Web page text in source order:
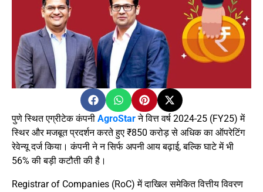
पुणे स्थित एग्रीटेक कंपनी AgroStarने वित्त वर्ष 2024-25 (FY25) में
स्थिर और मजबूत प्रदर्शन करते हुए ₹850 करोड़ से अधिक का ऑपरेटिंग
रेवेन्यू दर्ज किया। कंपनी ने न सिर्फ अपनी आय बढ़ाई, बल्कि घाटे में भी
56% की बड़ी कटौती की है।
Registrar of Companies (RoC) में दाखिल समेकित वित्तीय विवरण